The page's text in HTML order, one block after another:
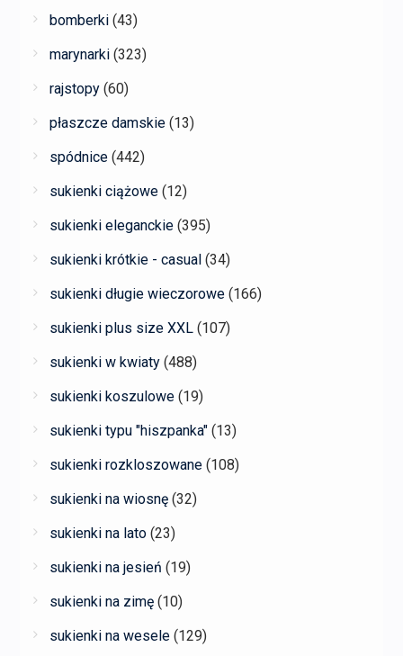
bomberki (43)
marynarki (323)
rajstopy (60)
płaszcze damskie (13)
spódnice (442)
sukienki ciążowe (12)
sukienki eleganckie (395)
sukienki krótkie - casual (34)
sukienki długie wieczorowe (166)
sukienki plus size XXL (107)
sukienki w kwiaty (488)
sukienki koszulowe (19)
sukienki typu "hiszpanka" (13)
sukienki rozkloszowane (108)
sukienki na wiosnę (32)
sukienki na lato (23)
sukienki na jesień (19)
sukienki na zimę (10)
sukienki na wesele (129)